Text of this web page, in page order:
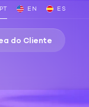
PT EN ES
do Cliente